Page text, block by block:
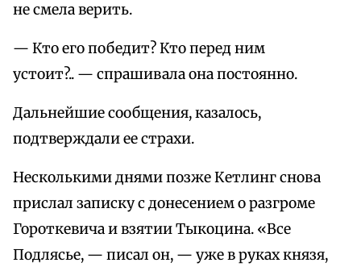
не смела верить.
— Кто его победит? Кто перед ним
устоит?.. — спрашивала она постоянно.
Дальнейшие сообщения, казалось,
подтверждали ее страхи.
Несколькими днями позже Кетлинг снова
прислал записку с донесением о разгроме
Гороткевича и взятии Тыкоцина. «Все
Подлясье, — писал он, — уже в руках князя,